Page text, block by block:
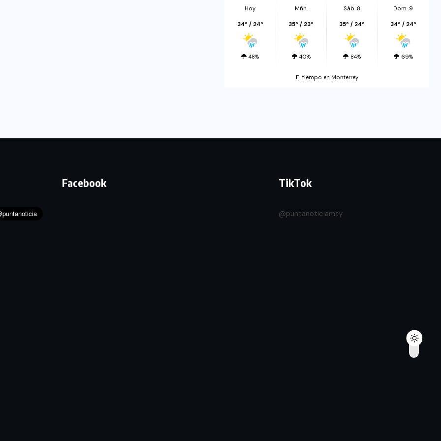
Hoy
34º / 24º
48%
Mñn.
35º / 23º
40%
Sáb. 8
35º / 24º
84%
Dom. 9
34º / 24º
69%
El tiempo en Monterrey
Facebook TikTok
@puntanoticiamty